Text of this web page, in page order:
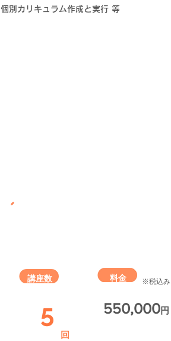
個別カリキュラム作成と実行 等
​講座数​
​回
5
料金 ​※税込み
​550,000円